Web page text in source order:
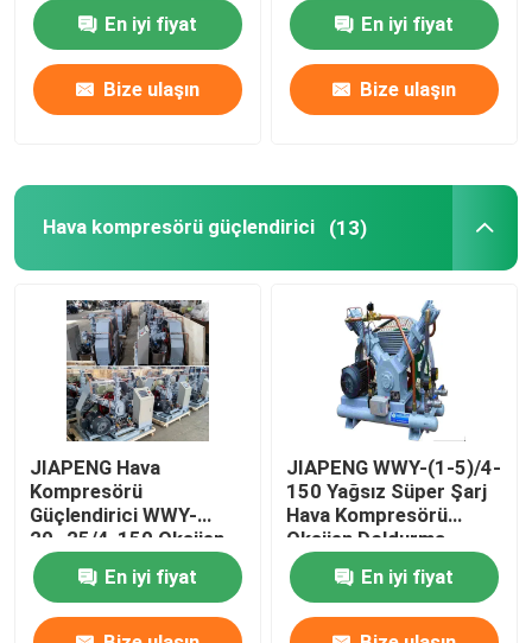
En iyi fiyat
Bize ulaşın
En iyi fiyat
Bize ulaşın
Hava kompresörü güçlendirici (13)
JIAPENG Hava
Kompresörü
Güçlendirici WWY-
20~25/4-150 Oksijen
Doldurma İçin Yağsız
Süper şarj cihazı
En iyi fiyat
JIAPENG WWY-(1-5)/4-
150 Yağsız Süper Şarj
Hava Kompresörü
Oksijen Doldurma
En iyi fiyat